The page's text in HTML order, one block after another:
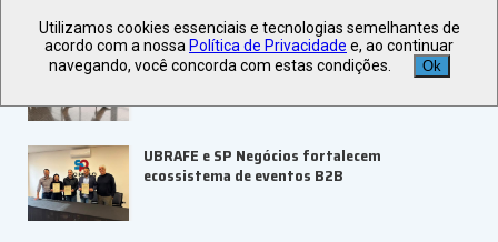
ALAGEV aponta tendências para viagens
corporativas em 2027
UBRAFE e SP Negócios fortalecem
ecossistema de eventos B2B
Utilizamos cookies essenciais e tecnologias semelhantes de
acordo com a nossa Política de Privacidade e, ao continuar
navegando, você concorda com estas condições.
Ok